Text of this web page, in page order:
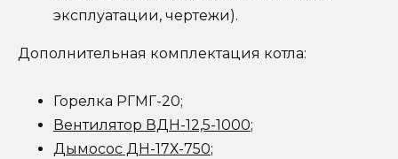
эксплуатации, чертежи).
Дополнительная комплектация котла:
Горелка РГМГ-20;
Вентилятор ВДН-12,5-1000;
Дымосос ДН-17Х-750;